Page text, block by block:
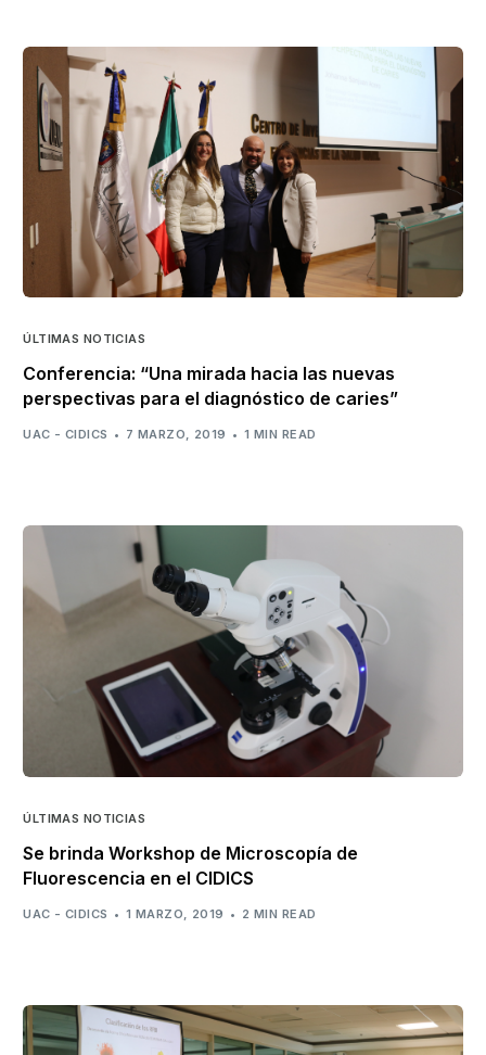
ÚLTIMAS NOTICIAS
Conferencia: “Una mirada hacia las nuevas
perspectivas para el diagnóstico de caries”
UAC - CIDICS 7 MARZO, 2019 1 MIN READ
ÚLTIMAS NOTICIAS
Se brinda Workshop de Microscopía de
Fluorescencia en el CIDICS
UAC - CIDICS 1 MARZO, 2019 2 MIN READ